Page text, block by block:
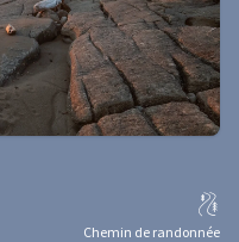
Chemin de randonnée